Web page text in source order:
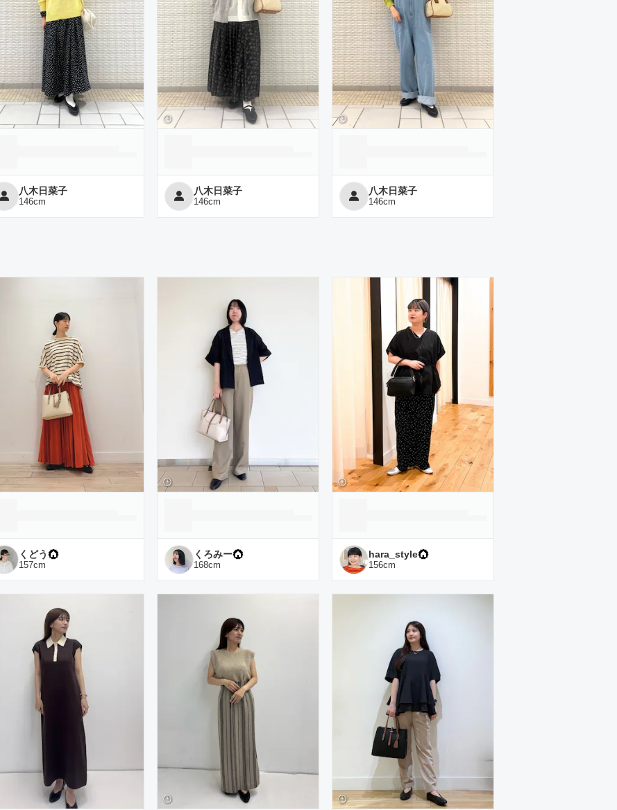
八木日菜子
146cm
八木日菜子
146cm
八木日菜子
146cm
くどう
157cm
くろみー
168cm
hara_style
156cm